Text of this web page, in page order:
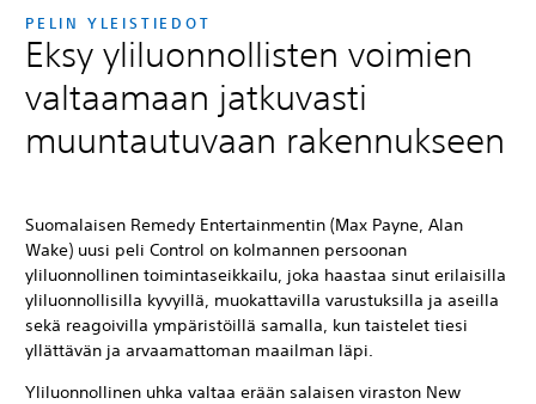
PELIN YLEISTIEDOT
Eksy yliluonnollisten voimien
valtaamaan jatkuvasti
muuntautuvaan rakennukseen
Suomalaisen Remedy Entertainmentin (Max Payne, Alan
Wake) uusi peli Control on kolmannen persoonan
yliluonnollinen toimintaseikkailu, joka haastaa sinut erilaisilla
yliluonnollisilla kyvyillä, muokattavilla varustuksilla ja aseilla
sekä reagoivilla ympäristöillä samalla, kun taistelet tiesi
yllättävän ja arvaamattoman maailman läpi.
Yliluonnollinen uhka valtaa erään salaisen viraston New